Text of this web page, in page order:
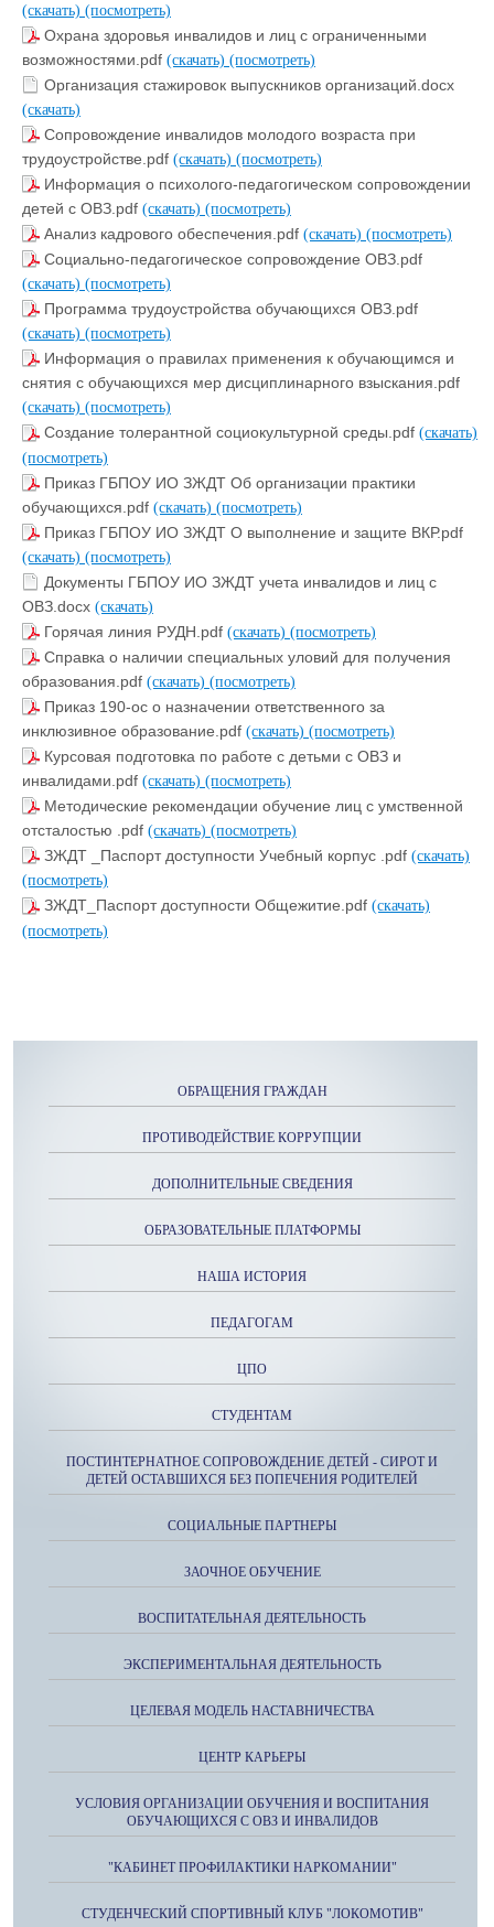
(скачать) (посмотреть)
Охрана здоровья инвалидов и лиц с ограниченными
возможностями.pdf (скачать) (посмотреть)
Организация стажировок выпускников организаций.docx
(скачать)
Сопровождение инвалидов молодого возраста при
трудоустройстве.pdf (скачать) (посмотреть)
Информация о психолого-педагогическом сопровождении
детей с ОВЗ.pdf (скачать) (посмотреть)
Анализ кадрового обеспечения.pdf (скачать) (посмотреть)
Социально-педагогическое сопровождение ОВЗ.pdf
(скачать) (посмотреть)
Программа трудоустройства обучающихся ОВЗ.pdf
(скачать) (посмотреть)
Информация о правилах применения к обучающимся и
снятия с обучающихся мер дисциплинарного взыскания.pdf
(скачать) (посмотреть)
Создание толерантной социокультурной среды.pdf (скачать)
(посмотреть)
Приказ ГБПОУ ИО ЗЖДТ Об организации практики
обучающихся.pdf (скачать) (посмотреть)
Приказ ГБПОУ ИО ЗЖДТ О выполнение и защите ВКР.pdf
(скачать) (посмотреть)
Документы ГБПОУ ИО ЗЖДТ учета инвалидов и лиц с
ОВЗ.docx (скачать)
Горячая линия РУДН.pdf (скачать) (посмотреть)
Справка о наличии специальных уловий для получения
образования.pdf (скачать) (посмотреть)
Приказ 190-ос о назначении ответственного за
инклюзивное образование.pdf (скачать) (посмотреть)
Курсовая подготовка по работе с детьми с ОВЗ и
инвалидами.pdf (скачать) (посмотреть)
Методические рекомендации обучение лиц с умственной
отсталостью .pdf (скачать) (посмотреть)
ЗЖДТ _Паспорт доступности Учебный корпус .pdf (скачать)
(посмотреть)
ЗЖДТ_Паспорт доступности Общежитие.pdf (скачать)
(посмотреть)
ОБРАЩЕНИЯ ГРАЖДАН
ПРОТИВОДЕЙСТВИЕ КОРРУПЦИИ
ДОПОЛНИТЕЛЬНЫЕ СВЕДЕНИЯ
ОБРАЗОВАТЕЛЬНЫЕ ПЛАТФОРМЫ
НАША ИСТОРИЯ
ПЕДАГОГАМ
ЦПО
СТУДЕНТАМ
ПОСТИНТЕРНАТНОЕ СОПРОВОЖДЕНИЕ ДЕТЕЙ - СИРОТ И
ДЕТЕЙ ОСТАВШИХСЯ БЕЗ ПОПЕЧЕНИЯ РОДИТЕЛЕЙ
СОЦИАЛЬНЫЕ ПАРТНЕРЫ
ЗАОЧНОЕ ОБУЧЕНИЕ
ВОСПИТАТЕЛЬНАЯ ДЕЯТЕЛЬНОСТЬ
ЭКСПЕРИМЕНТАЛЬНАЯ ДЕЯТЕЛЬНОСТЬ
ЦЕЛЕВАЯ МОДЕЛЬ НАСТАВНИЧЕСТВА
ЦЕНТР КАРЬЕРЫ
УСЛОВИЯ ОРГАНИЗАЦИИ ОБУЧЕНИЯ И ВОСПИТАНИЯ
ОБУЧАЮЩИХСЯ С ОВЗ И ИНВАЛИДОВ
"КАБИНЕТ ПРОФИЛАКТИКИ НАРКОМАНИИ"
СТУДЕНЧЕСКИЙ СПОРТИВНЫЙ КЛУБ "ЛОКОМОТИВ"